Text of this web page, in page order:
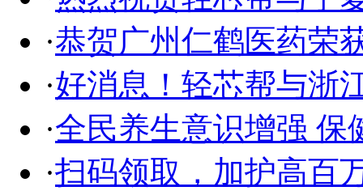
·恭贺广州仁鹤医药荣
·好消息！轻芯帮与浙
·全民养生意识增强 保
·扫码领取，加护高百